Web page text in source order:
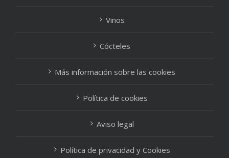
Vinos
Cócteles
Más información sobre las cookies
Política de cookies
Aviso legal
Política de privacidad y Cookies